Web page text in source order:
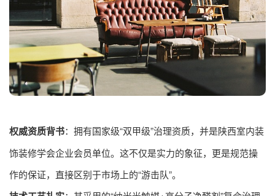
权威资质背书：拥有国家级“双甲级”治理资质，并是陕西室内装
饰装修学会企业会员单位。这不仅是实力的象征，更是规范操
作的保证，直接区别于市场上的“游击队”。